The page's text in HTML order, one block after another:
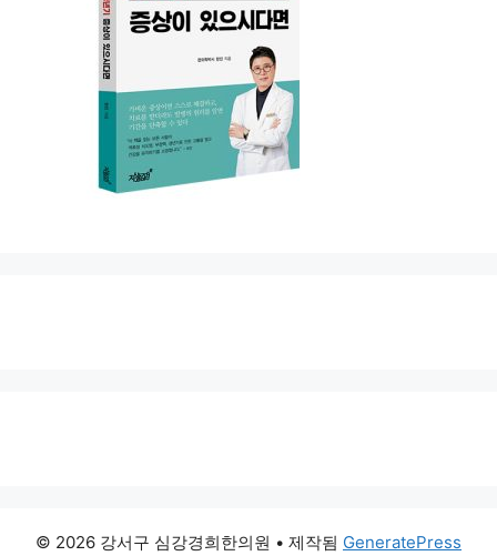
© 2026 강서구 심강경희한의원 • 제작됨 GeneratePress